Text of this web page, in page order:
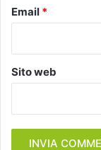
Email *
Sito web